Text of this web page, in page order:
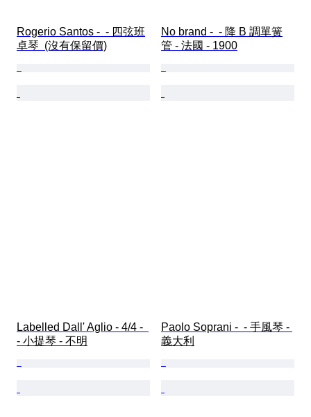
Rogerio Santos -  - 四弦班
卓琴  (沒有保留價)
No brand -  - 降 B 調單簧
管 - 法國 - 1900
Labelled Dall' Aglio - 4/4 -
- 小提琴 - 不明
Paolo Soprani -  - 手風琴 -
義大利